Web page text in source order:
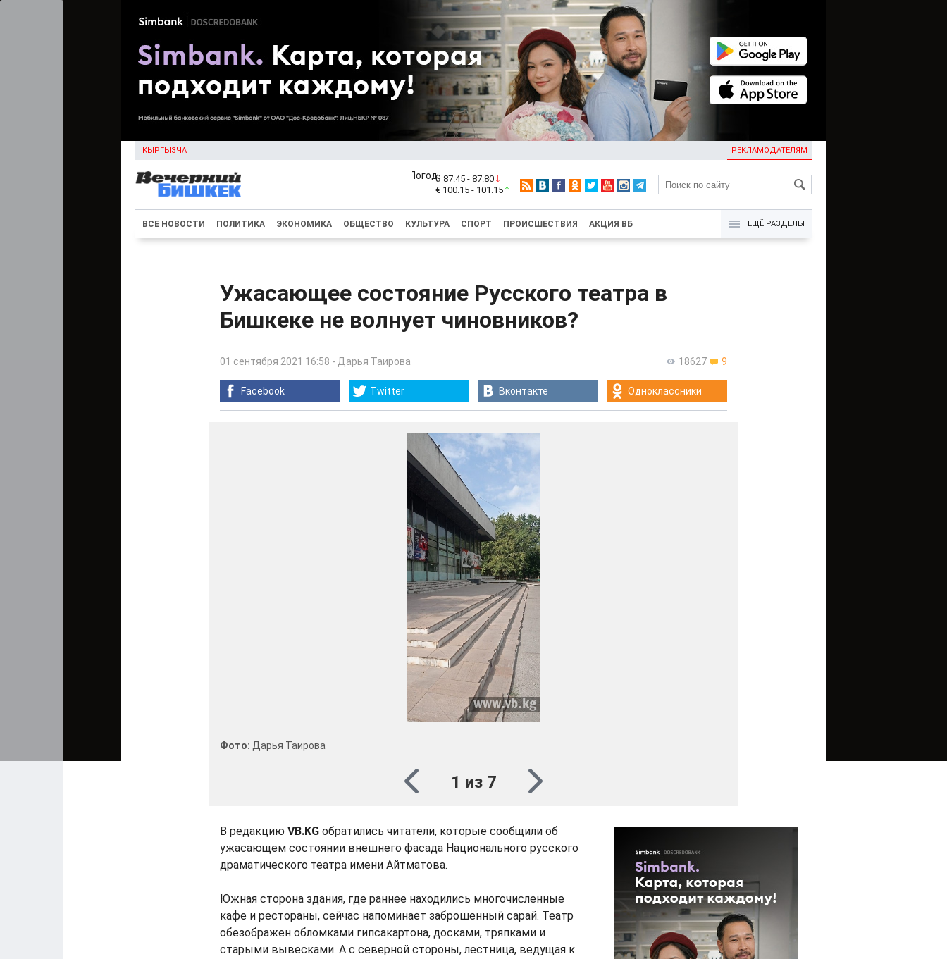
КЫРГЫЗЧА РЕКЛАМОДАТЕЛЯМ
KG
$ 87.45 - 87.80
€ 100.15 - 101.15
ВСЕ НОВОСТИ ПОЛИТИКА ЭКОНОМИКА ОБЩЕСТВО КУЛЬТУРА СПОРТ ПРОИСШЕСТВИЯ АКЦИЯ ВБ ЕЩЁ РАЗДЕЛЫ
Ужасающее состояние Русского театра в
Бишкеке не волнует чиновников?
18627 9
01 сентября 2021 16:58 - Дарья Таирова
Facebook Twitter Вконтакте Одноклассники
Фото: Дарья Таирова
1 из 7
В редакцию VB.KG обратились читатели, которые сообщили об
ужасающем состоянии внешнего фасада Национального русского
драматического театра имени Айтматова.
Южная сторона здания, где раннее находились многочисленные
кафе и рестораны, сейчас напоминает заброшенный сарай. Театр
обезображен обломками гипсакартона, досками, тряпками и
старыми вывесками. А с северной стороны, лестница, ведущая к